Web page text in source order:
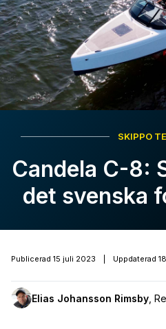
SKIPPO
Candela C-8:
det svenska
Publicerad 15 juli 2023 Uppdaterad
Elias Johansson Rimsby